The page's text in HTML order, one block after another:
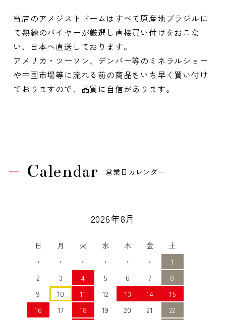
当店のアメジストドームはすべて原産地ブラジルに
て熟練のバイヤーが厳選し直接買い付けをおこな
い、日本へ直送しております。
アメリカ・ツーソン、デンバー等のミネラルショー
や中国市場等に流れる前の商品をいち早く買い付け
ておりますので、品質に自信があります。
Calendar 営業日カレンダー
2026年8月
日 月 火 水 木 金
土
・
・ ・ ・ ・ ・
1
2
3 4 5 6 7
8
9
10 11 12 13 14
15
16
17 18 19 20 21
22